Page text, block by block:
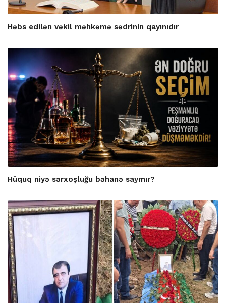
Həbs edilən vəkil məhkəmə sədrinin qayınıdır
Hüquq niyə sərxoşluğu bəhanə saymır?